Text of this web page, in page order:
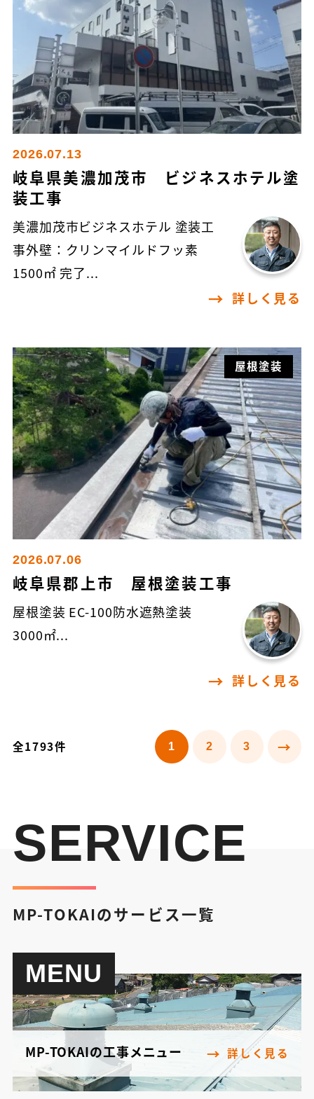
2026.07.13
岐阜県美濃加茂市 ビジネスホテル塗
装工事
美濃加茂市ビジネスホテル 塗装工
事外壁：クリンマイルドフッ素
1500㎡ 完了...
詳しく見る
屋根塗装
2026.07.06
岐阜県郡上市 屋根塗装工事
屋根塗装 EC-100防水遮熱塗装
3000㎡...
詳しく見る
全1793件 1 2 3
SERVICE
MP-TOKAIのサービス一覧
MENU
MP-TOKAIの工事メニュー 詳しく見る